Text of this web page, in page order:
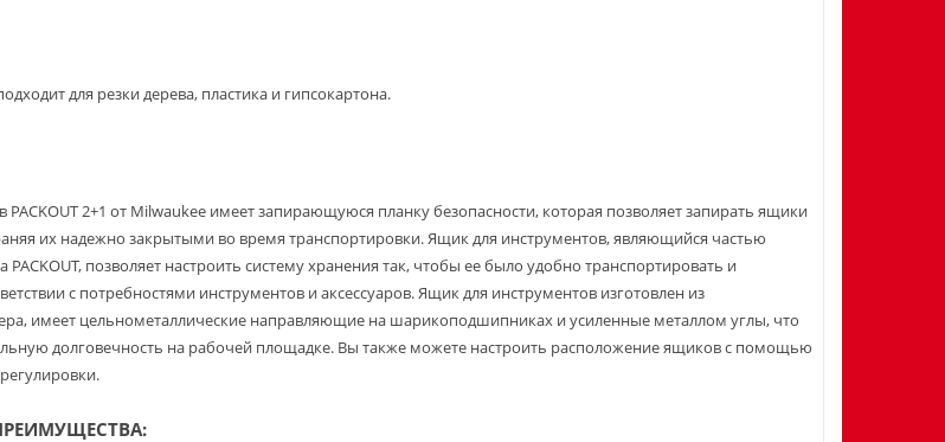
для резки дерева, пластика и гипсокартона.
2+1 от Milwaukee имеет запирающуюся планку безопасности, которая позволяет запирать ящики
их надежно закрытыми во время транспортировки.Ящик для инструментов, являющийся частью
позволяет настроить систему хранения так, чтобы ее было удобно транспортировать и
с потребностями инструментов и аксессуаров.Ящик для инструментов изготовлен из
имеет цельнометаллические направляющие на шарикоподшипниках и усиленные металлом углы, что
долговечность на рабочей площадке. Вы также можете настроить расположение ящиков с помощью